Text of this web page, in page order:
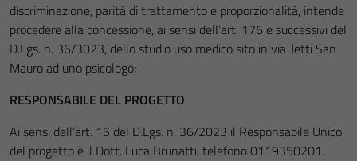
discriminazione, parità di trattamento e proporzionalità, intende
procedere alla concessione, ai sensi dell’art. 176 e successivi del
D.Lgs. n. 36/3023, dello studio uso medico sito in via Tetti San
Mauro ad uno psicologo;
RESPONSABILE DEL PROGETTO
Ai sensi dell’art. 15 del D.Lgs. n. 36/2023 il Responsabile Unico
del progetto è il Dott. Luca Brunatti, telefono 0119350201.